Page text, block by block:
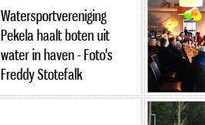
Watersportvereniging
Pekela haalt boten uit
water in haven - Foto's
Freddy Stotefalk